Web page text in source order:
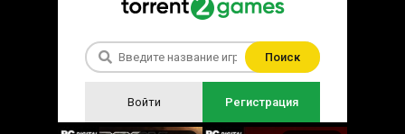
Поиск
Войти Регистрация